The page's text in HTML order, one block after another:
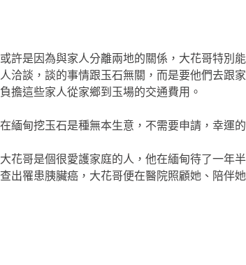
或許是因為與家人分離兩地的關係，大花哥特別
人洽談，談的事情跟玉石無關，而是要他們去跟
負擔這些家人從家鄉到玉場的交通費用。
在緬甸挖玉石是種無本生意，不需要申請，幸運
大花哥是個很愛護家庭的人，他在緬甸待了一年
查出罹患胰臟癌，大花哥便在醫院照顧她、陪伴